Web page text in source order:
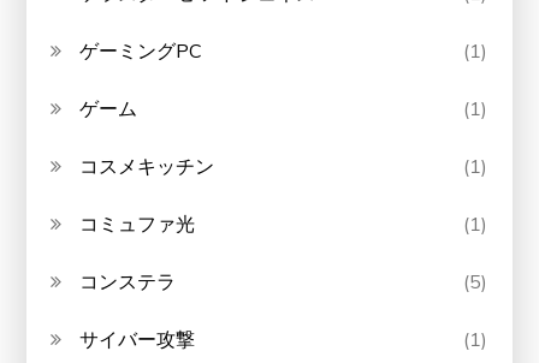
ゲーミングPC (1)
ゲーム (1)
コスメキッチン (1)
コミュファ光 (1)
コンステラ (5)
サイバー攻撃 (1)